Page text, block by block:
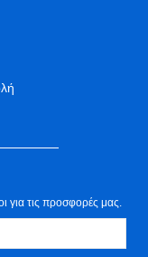
για τις προσφορές μας.